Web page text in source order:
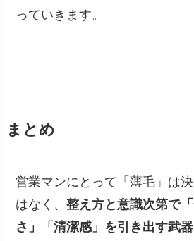
っていきます。
まとめ
営業マンにとって「薄毛」は
はなく、整え方と意識次第で
さ」「清潔感」を引き出す武器